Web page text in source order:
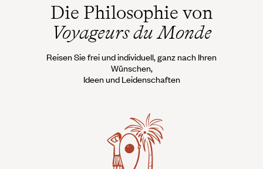
Die Philosophie von
Voyageurs du Monde
Reisen Sie frei und individuell, ganz nach Ihren
Wünschen,
Ideen und Leidenschaften